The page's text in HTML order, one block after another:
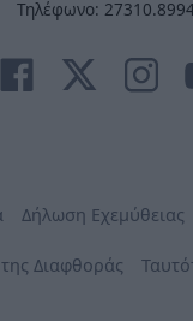
Τηλέφωνο:
Δήλωση Εχεμύθειας
Διαφθοράς